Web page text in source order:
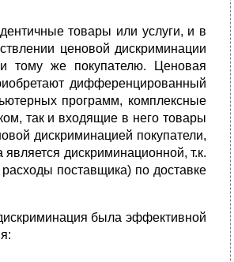
товары или услуги, и в
ценовой дискриминации
тому же покупателю. Ценовая
дифференцированный
программ, комплексные
так и входящие в него товары
дискриминацией покупатели,
дискриминационной, т.к.
поставщика) по доставке
была эффективной